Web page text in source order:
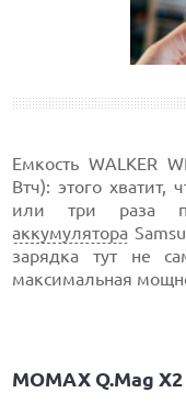
Емкость WALKER
Втч): этого хватит,
или три раза
аккумулятора
зарядка тут не
максимальная
MOMAX Q.Mag X2